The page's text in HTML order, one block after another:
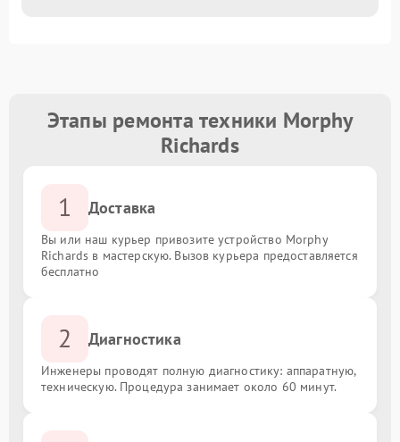
Этапы ремонта техники Morphy
Richards
1 Доставка
Вы или наш курьер привозите устройство Morphy
Richards в мастерскую. Вызов курьера предоставляется
бесплатно
2 Диагностика
Инженеры проводят полную диагностику: аппаратную,
техническую. Процедура занимает около 60 минут.